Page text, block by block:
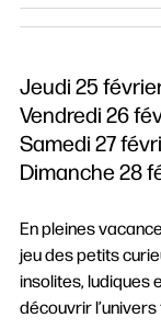
Jeudi 25
Vendredi 26
Samedi 27
Dimanche 28
En pleines
jeu des petits
insolites, ludiques
découvrir